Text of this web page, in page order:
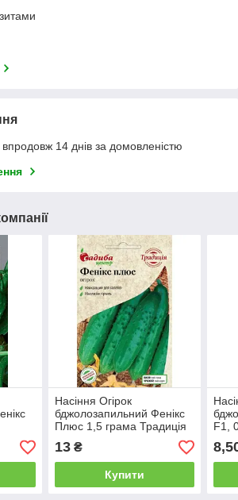
14 днів за домовленістю
Насіння Огірок
бджолозапильний Фенікс
Плюс 1,5 грама Традиція
13₴
Купити
F1,